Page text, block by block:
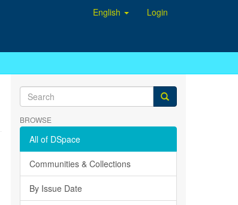
English Login
BROWSE
All of DSpace
Communities & Collections
By Issue Date